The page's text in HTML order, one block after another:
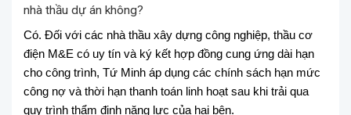
nhà thầu dự án không?
Có. Đối với các nhà thầu xây dựng công nghiệp, thầu cơ
điện M&E có uy tín và ký kết hợp đồng cung ứng dài hạn
cho công trình, Tứ Minh áp dụng các chính sách hạn mức
công nợ và thời hạn thanh toán linh hoạt sau khi trải qua
quy trình thẩm định năng lực của hai bên.